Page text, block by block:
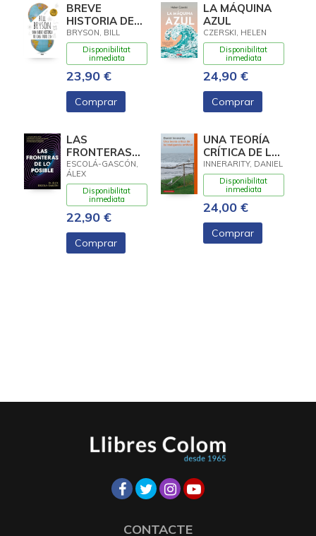
BREVE
HISTORIA DE
CASI TODO 2.0,
UNA
BRYSON, BILL
Disponibilitat
inmediata
23,90 €
Comprar
LA MÁQUINA
AZUL
CZERSKI, HELEN
Disponibilitat
inmediata
24,90 €
Comprar
LAS
FRONTERAS
DE LO POSIBLE
ESCOLÁ-GASCÓN,
ÁLEX
Disponibilitat
inmediata
22,90 €
Comprar
UNA TEORÍA
CRÍTICA DE LA
INTELIGENCIA
ARTIFICIAL-
RÚSTICA
INNERARITY, DANIEL
Disponibilitat
inmediata
24,00 €
Comprar
CONTACTE